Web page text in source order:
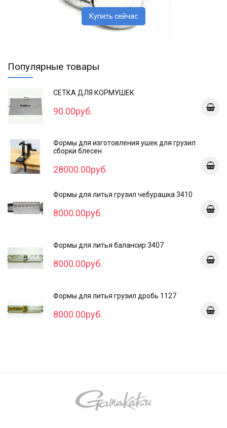
Купить сейчас
Популярные товары
СЕТКА ДЛЯ КОРМУШЕК
90.00руб.
Формы для изготовления ушек для грузил
сборки блесен
28000.00руб.
Формы для литья грузил чебурашка 3410
8000.00руб.
Формы для литья балансир 3407
8000.00руб.
Формы для литья грузил дробь 1127
8000.00руб.